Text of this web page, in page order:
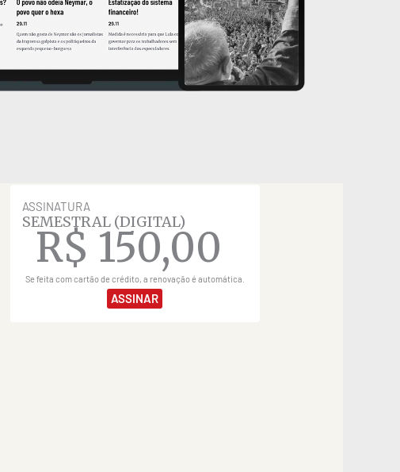
ASSINATURA
SEMESTRAL (DIGITAL)
R$ 150,00
Se feita com cartão de crédito, a renovação é automática.
ASSINAR